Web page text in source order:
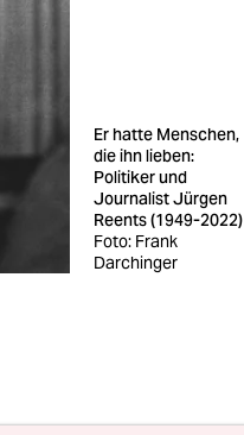
Er hatte Menschen,
die ihn lieben:
Politiker und
Journalist Jürgen
Reents (1949-2022)
Foto: Frank
Darchinger